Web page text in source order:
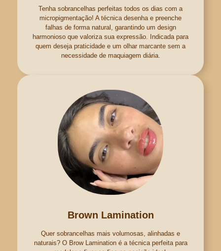
Tenha sobrancelhas perfeitas todos os dias com a
micropigmentação! A técnica desenha e preenche
falhas de forma natural, garantindo um design
harmonioso que valoriza sua expressão. Indicada para
quem deseja praticidade e um olhar marcante sem a
necessidade de maquiagem diária.
Brown Lamination
Quer sobrancelhas mais volumosas, alinhadas e
naturais? O Brow Lamination é a técnica perfeita para